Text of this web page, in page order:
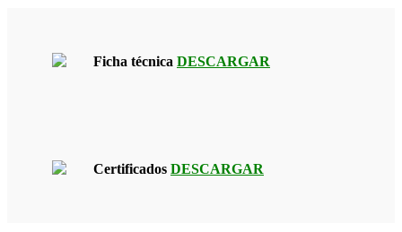
Ficha técnica DESCARGAR
Certificados DESCARGAR